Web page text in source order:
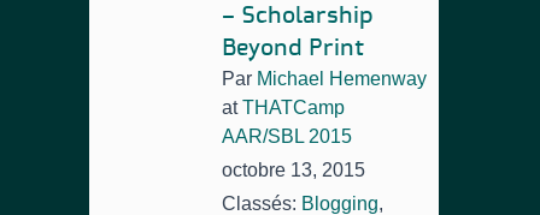
– Scholarship
Beyond Print
Par Michael Hemenway
atTHATCamp
AAR/SBL 2015
octobre 13, 2015
Classés: Blogging,